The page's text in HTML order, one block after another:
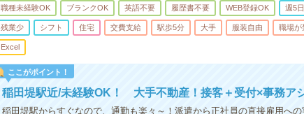
職種未経験OK ブランクOK 英語不要 履歴書不要 WEB登録OK 週5
残業少 シフト 住宅 交費支給 駅歩5分 大手 服装自由 職場が
Excel
ここがポイント！
稲田堤駅近/未経験OK！ 大手不動産！接客＋受付×事務ア
稲田堤駅からすぐなので、通勤も楽々～！派遣から正社員の直接雇用へ